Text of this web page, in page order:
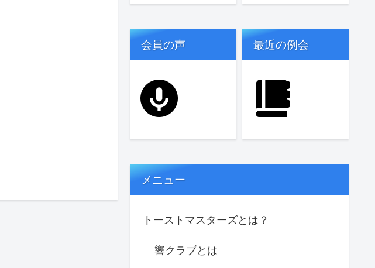
会員の声 最近の例会
メニュー
トーストマスターズとは？
響クラブとは